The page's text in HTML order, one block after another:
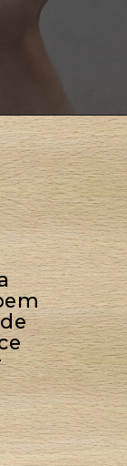
também maior